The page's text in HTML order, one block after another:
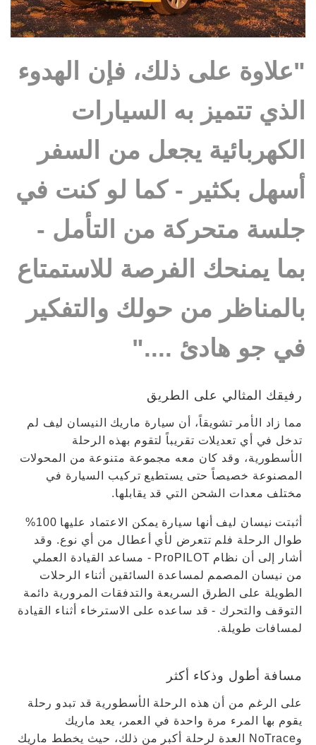
"علاوة على ذلك، فإن الهدوء
الذي تتميز به السيارات
الكهربائية يجعل من السفر
أسهل بكثير - كما لو كنت في
جلسة متحركة من التأمل -
بما يمنحك الفرصة للاستمتاع
بالمناظر من حولك والتفكير
في جو هادئ ...."
رفيقك المثالي على الطريق
مما زاد الأمر تشويقاً، أن سيارة ماريك النيسان ليف لم
تدخل في أي تعديلات تقريباً لتقوم بهذه الرحلة
الأسطورية، وقد كان معه مجموعة متنوعة من المحولات
المصنوعة خصيصاً حتى يستطيع تركيب السيارة في
مختلف معدات الشحن التي قد يقابلها.
أثبتت نيسان ليف أنها سيارة يمكن الاعتماد عليها 100%
طوال الرحلة فلم تتعرض لأي أعطال من أي نوع. وقد
أشار إلى أن نظام ProPILOT - مساعد القيادة العملي
من نيسان المصمم لمساعدة السائقين أثناء الرحلات
الطويلة على الطرق السريعة والتدفقات المرورية دائمة
التوقف والتحرك - قد ساعده على الاسترخاء أثناء القيادة
لمسافات طويلة.
مسافة أطول وذكاء أكثر
على الرغم من أن هذه الرحلة الأسطورية قد تبدو رحلة
يقوم بها المرء مرة واحدة في العمر، يعد ماريك
وNoTrace العدة لرحلة أكبر من ذلك، حيث يخطط ماريك